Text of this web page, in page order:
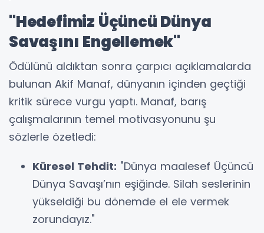
"Hedefimiz Üçüncü Dünya
Savaşını Engellemek"
Ödülünü aldıktan sonra çarpıcı açıklamalarda
bulunan Akif Manaf, dünyanın içinden geçtiği
kritik sürece vurgu yaptı. Manaf, barış
çalışmalarının temel motivasyonunu şu
sözlerle özetledi:
Küresel Tehdit: "Dünya maalesef Üçüncü
Dünya Savaşı’nın eşiğinde. Silah seslerinin
yükseldiği bu dönemde el ele vermek
zorundayız."